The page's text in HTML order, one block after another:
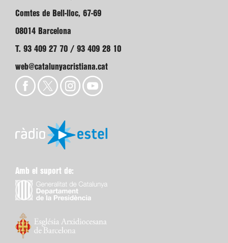
Comtes de Bell-lloc, 67-69
08014 Barcelona
T. 93 409 27 70 / 93 409 28 10
web@catalunyacristiana.cat
Amb el suport de: